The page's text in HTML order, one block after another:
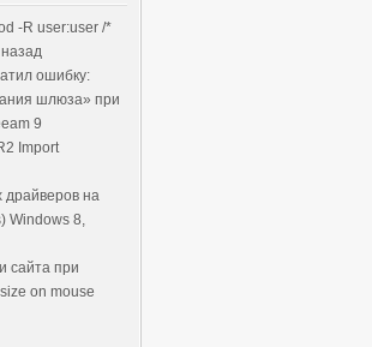
-R user:user /*
ошибку:
шлюза» при
9
Import
драйверов на
Windows 8,
сайта при
on mouse